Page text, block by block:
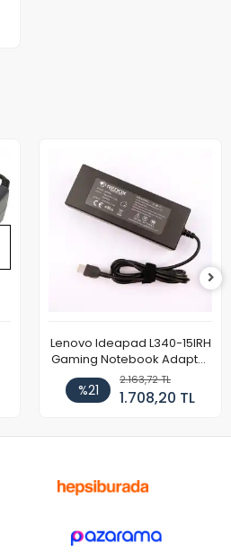
Lenovo Ideapad L340-15IRH
Gaming Notebook Adaptör
Cihazı Şarj Aleti (150W)
%21
2.163,72 TL
1.708,20 TL